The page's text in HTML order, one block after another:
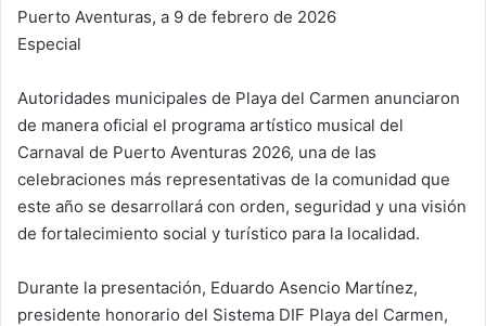
Puerto Aventuras, a 9 de febrero de 2026
Especial
Autoridades municipales de Playa del Carmen anunciaron
de manera oficial el programa artístico musical del
Carnaval de Puerto Aventuras 2026, una de las
celebraciones más representativas de la comunidad que
este año se desarrollará con orden, seguridad y una visión
de fortalecimiento social y turístico para la localidad.
Durante la presentación, Eduardo Asencio Martínez,
presidente honorario del Sistema DIF Playa del Carmen,